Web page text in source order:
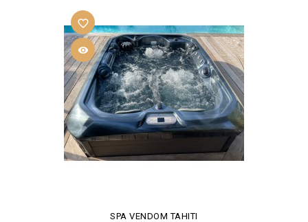

favorite_border
SPA VENDOM TAHITI